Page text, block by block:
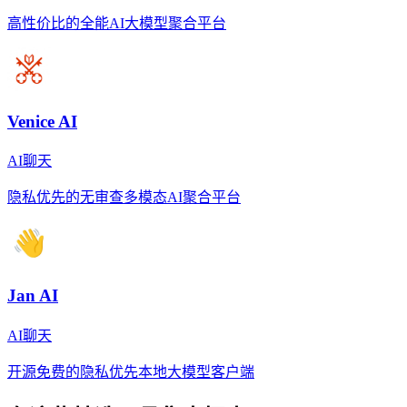
高性价比的全能AI大模型聚合平台
Venice AI
AI聊天
隐私优先的无审查多模态AI聚合平台
Jan AI
AI聊天
开源免费的隐私优先本地大模型客户端